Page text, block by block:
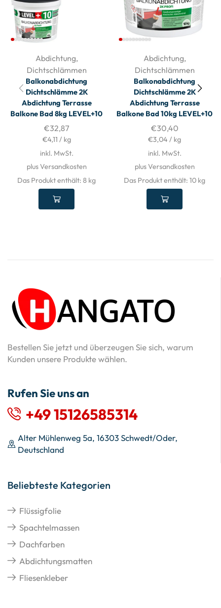
Abdichtung,
Dichtschlämmen
Balkonabdichtung
Dichtschlämme 2K
Abdichtung Terrasse
Balkone Bad 8kg LEVEL+10
€32,87
€4,11 / kg
inkl. MwSt.
plus Versandkosten
Das Produkt enthält: 8 kg
Abdichtung,
Dichtschlämmen
Balkonabdichtung
Dichtschlämme 2K
Abdichtung Terrasse
Balkone Bad 10kg LEVEL+10
€30,40
€3,04 / kg
inkl. MwSt.
plus Versandkosten
Das Produkt enthält: 10 kg
Bestellen Sie jetzt und überzeugen Sie sich, warum
Kunden unsere Produkte wählen.
Rufen Sie uns an
+49 15126585314
Alter Mühlenweg 5a, 16303 Schwedt/Oder,
Deutschland
Beliebteste Kategorien
Flüssigfolie
Spachtelmassen
Dachfarben
Abdichtungsmatten
Fliesenkleber